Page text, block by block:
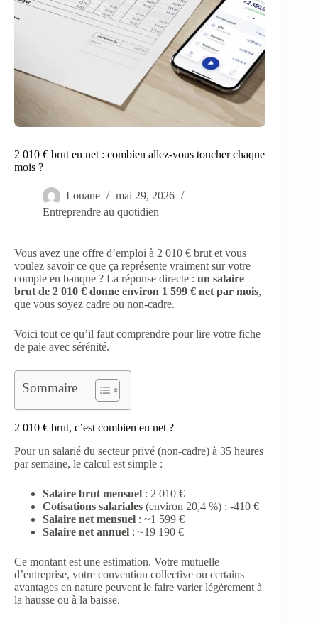
2 010 € brut en net : combien allez-vous toucher chaque
mois ?
Louane
mai 29, 2026
Entreprendre au quotidien
Vous avez une offre d’emploi à 2 010 € brut et vous
voulez savoir ce que ça représente vraiment sur votre
compte en banque ? La réponse directe : un salaire
brut de 2 010 € donne environ 1 599 € net par mois,
que vous soyez cadre ou non-cadre.
Voici tout ce qu’il faut comprendre pour lire votre fiche
de paie avec sérénité.
Sommaire
2 010 € brut, c’est combien en net ?
Pour un salarié du secteur privé (non-cadre) à 35 heures
par semaine, le calcul est simple :
Salaire brut mensuel : 2 010 €
Cotisations salariales (environ 20,4 %) : -410 €
Salaire net mensuel : ~1 599 €
Salaire net annuel : ~19 190 €
Ce montant est une estimation. Votre mutuelle
d’entreprise, votre convention collective ou certains
avantages en nature peuvent le faire varier légèrement à
la hausse ou à la baisse.